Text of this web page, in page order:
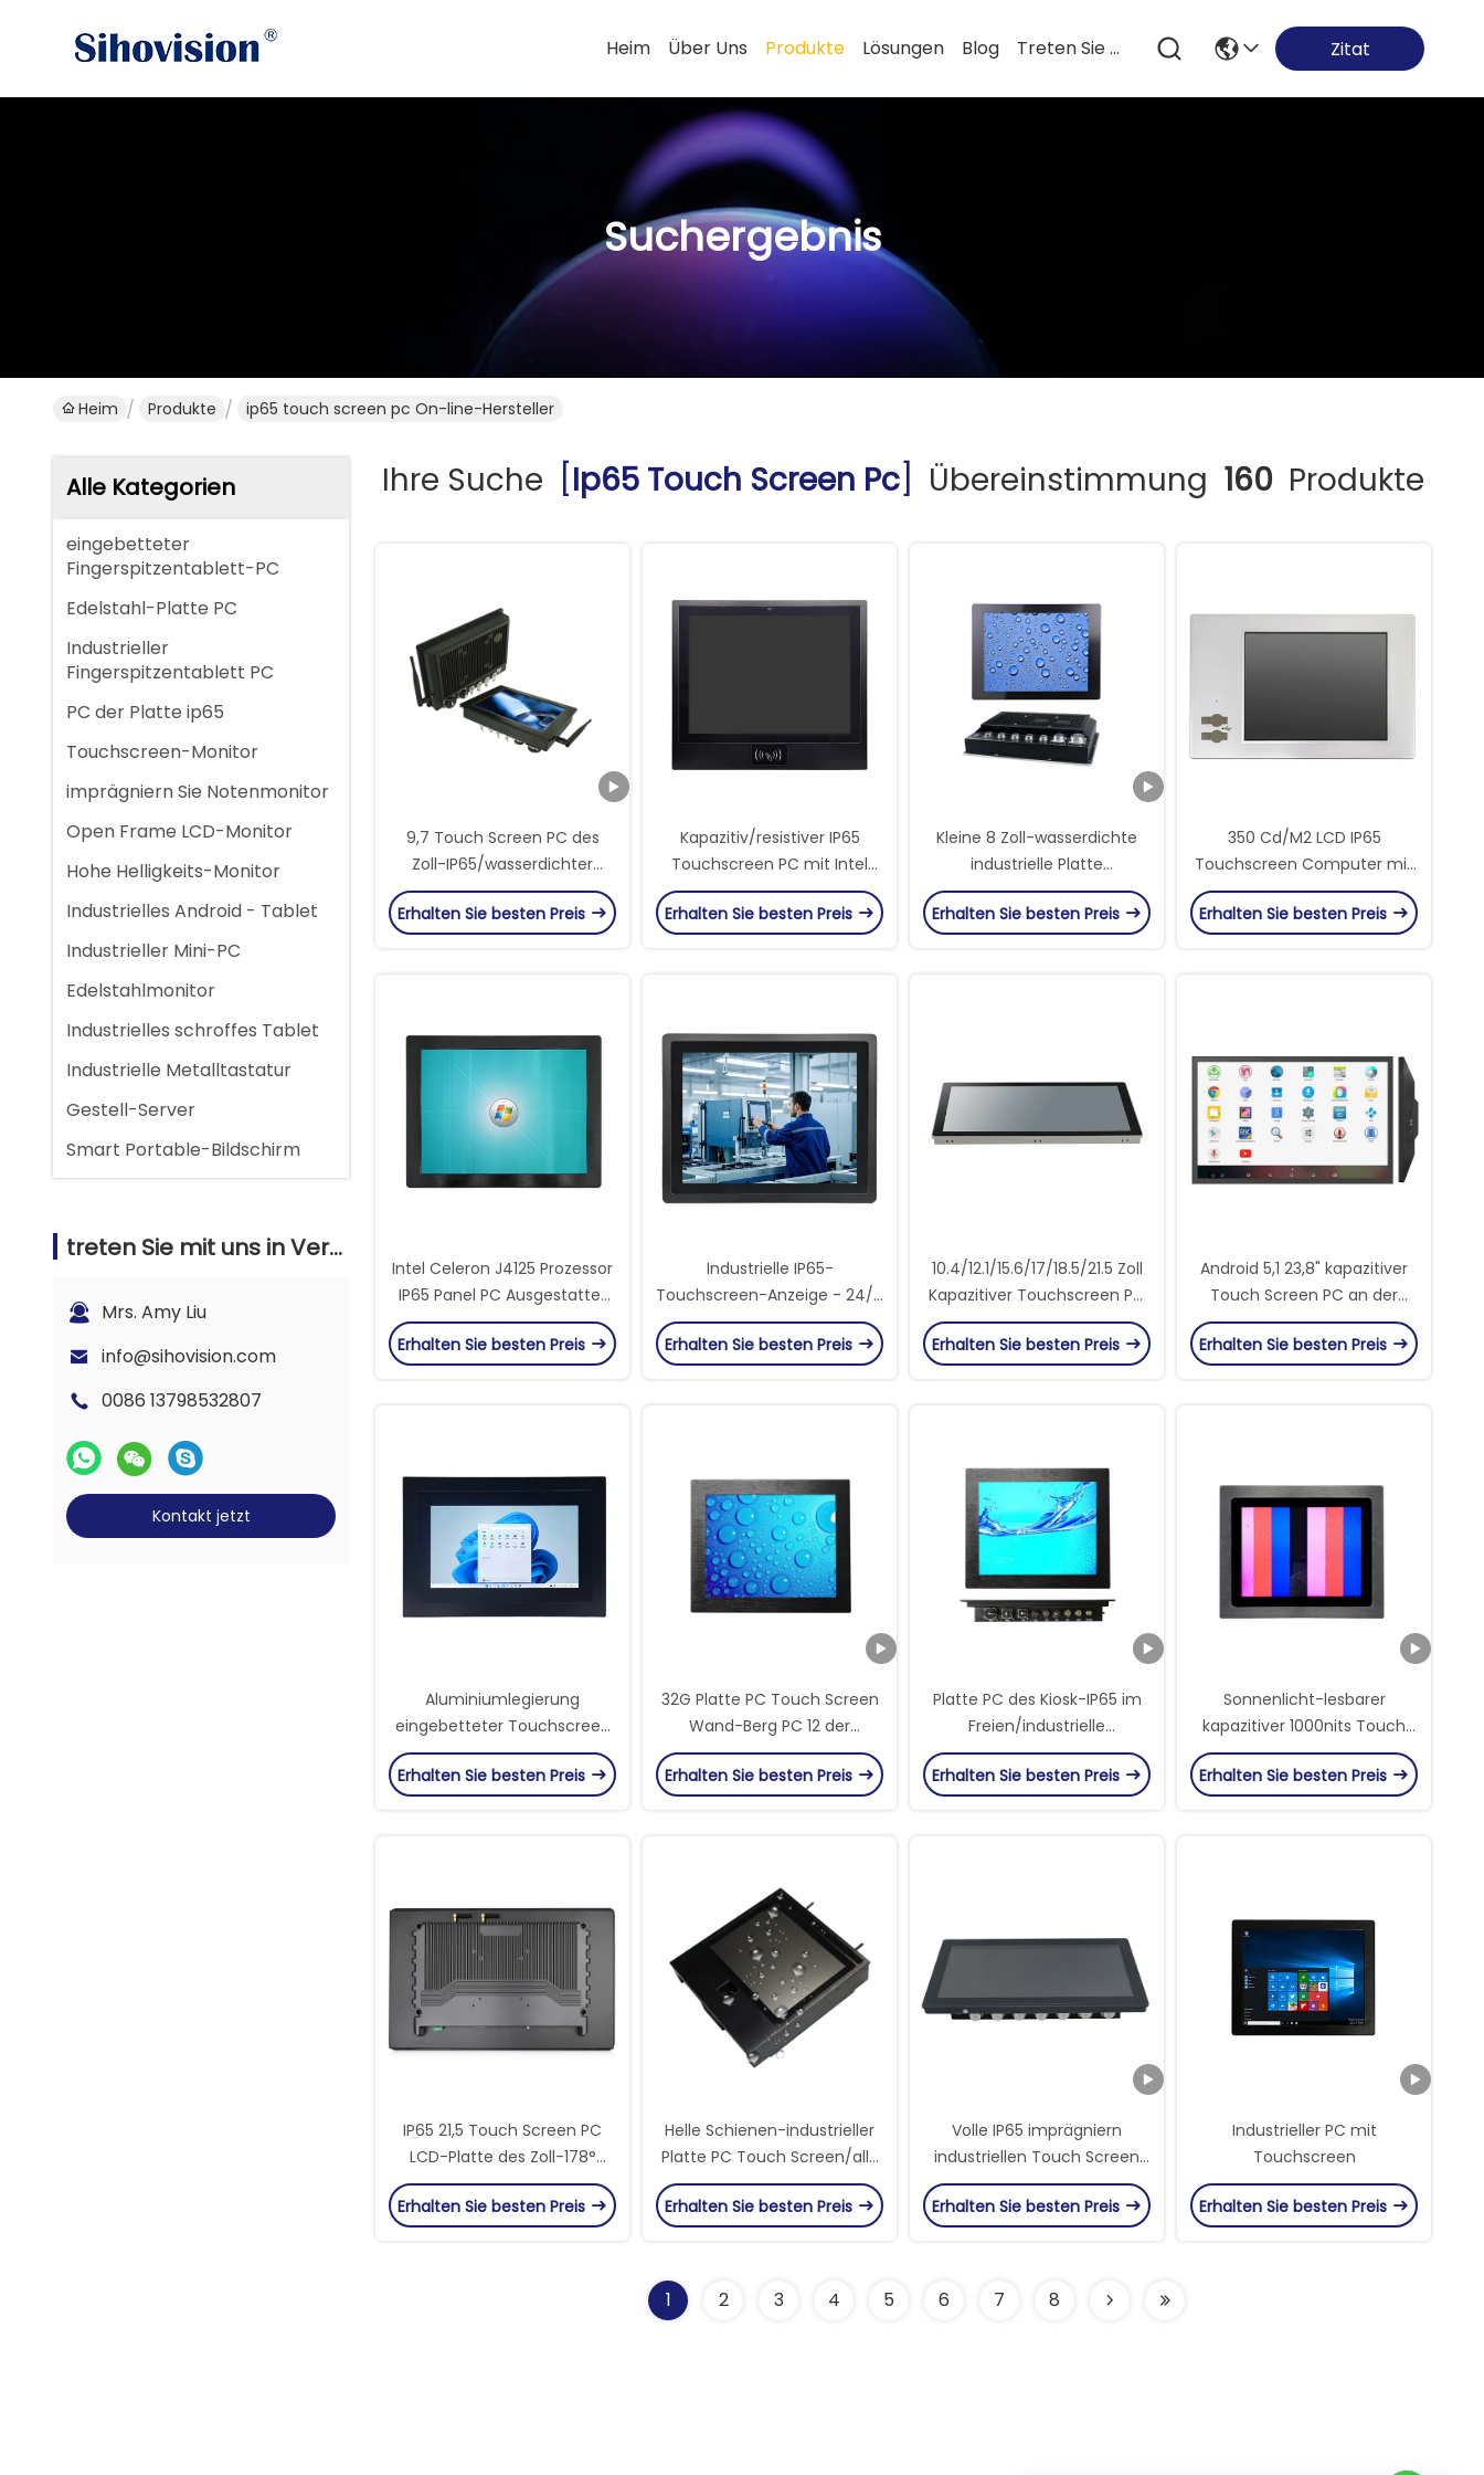
Heim Über Uns Produkte Lösungen Blog Treten Sie Mit Uns In Verbindung Zitat
Suchergebnis
Heim Produkte ip65 touch screen pc On-line-Hersteller
Alle Kategorien
eingebetteter
Fingerspitzentablett-PC
Edelstahl-Platte PC
Industrieller
Fingerspitzentablett PC
PC der Platte ip65
Touchscreen-Monitor
imprägniern Sie Notenmonitor
Open Frame LCD-Monitor
Hohe Helligkeits-Monitor
Industrielles Android - Tablet
Industrieller Mini-PC
Edelstahlmonitor
Industrielles schroffes Tablet
Industrielle Metalltastatur
Gestell-Server
Smart Portable-Bildschirm
treten Sie mit uns in Verbindung
Mrs. Amy Liu
info@sihovision.com
0086 13798532807
Kontakt jetzt
Ihre Suche Ip65 Touch Screen Pc Übereinstimmung 160 Produkte
9,7 Touch Screen PC des
Zoll-IP65/wasserdichter
Platte PC für Anwendung im
Freien
Erhalten Sie besten Preis
Kapazitiv/resistiver IP65
Touchscreen PC mit Intel
Celeron J4125 Prozessor im
Inneren
Erhalten Sie besten Preis
Kleine 8 Zoll-wasserdichte
industrielle Platte
angebrachter Touch Screen
PC staubdicht
Erhalten Sie besten Preis
350 Cd/M2 LCD IP65
Touchscreen Computer mit
Windows 10 PRO und SSD-
Speicher
Erhalten Sie besten Preis
Intel Celeron J4125 Prozessor
IP65 Panel PC Ausgestattet
mit Touchscreen und LCD-
Display
Erhalten Sie besten Preis
Industrielle IP65-
Touchscreen-Anzeige - 24/7
Betrieb bei -20°C bis 70°C
Erhalten Sie besten Preis
10.4/12.1/15.6/17/18.5/21.5 Zoll
Kapazitiver Touchscreen PC
Linux Window Android All in
One Billiger Computer
Erhalten Sie besten Preis
Android 5,1 23,8" kapazitiver
Touch Screen PC an der
Wand befestigtes RK3288
Erhalten Sie besten Preis
Aluminiumlegierung
eingebetteter Touchscreen
PC 128G SSD Speicher für
Industrie
Erhalten Sie besten Preis
32G Platte PC Touch Screen
Wand-Berg PC 12 der
Festplatten-IP65 Zoll I5 CPU
Erhalten Sie besten Preis
Platte PC des Kiosk-IP65 im
Freien/industrielle
Fingerspitzentablett PC
1000cd/M ² Helligkeit
Erhalten Sie besten Preis
Sonnenlicht-lesbarer
kapazitiver 1000nits Touch
Screen PC 10,1 Zoll
Erhalten Sie besten Preis
IP65 21,5 Touch Screen PC
LCD-Platte des Zoll-178°
kapazitive
Erhalten Sie besten Preis
Helle Schienen-industrieller
Platte PC Touch Screen/alle
in One Touch PC 19 Zoll-
Größe
Erhalten Sie besten Preis
Volle IP65 imprägniern
industriellen Touch Screen
Computer 15,6 Zoll mit 2mm
AF Glas
Erhalten Sie besten Preis
Industrieller PC mit
Touchscreen
Erhalten Sie besten Preis
1 2 3 4 5 6 7 8